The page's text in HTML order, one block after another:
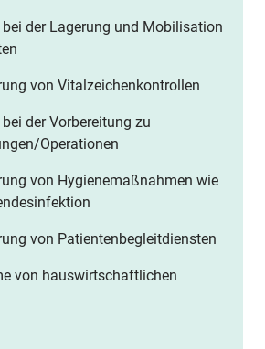
bei der Lagerung und Mobilisation
von Vitalzeichenkontrollen
bei der Vorbereitung zu
Operationen
von Hygienemaßnahmen wie
von Patientenbegleitdiensten
von hauswirtschaftlichen